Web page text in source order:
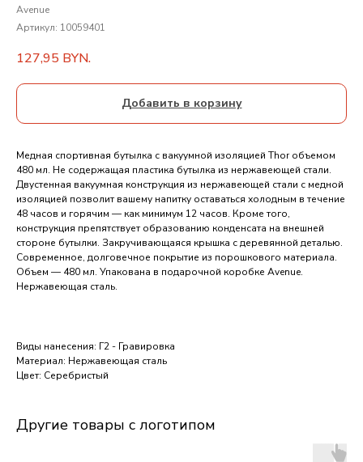
Avenue
Артикул: 10059401
127,95 BYN.
Добавить в корзину
Медная спортивная бутылка с вакуумной изоляцией Thor объемом
480 мл. Не содержащая пластика бутылка из нержавеющей стали.
Двустенная вакуумная конструкция из нержавеющей стали с медной
изоляцией позволит вашему напитку оставаться холодным в течение
48 часов и горячим — как минимум 12 часов. Кроме того,
конструкция препятствует образованию конденсата на внешней
стороне бутылки. Закручивающаяся крышка с деревянной деталью.
Современное, долговечное покрытие из порошкового материала.
Объем — 480 мл. Упакована в подарочной коробке Avenue.
Нержавеющая сталь.
Виды нанесения: Г2 - Гравировка
Материал: Нержавеющая сталь
Цвет: Серебристый
Другие товары с логотипом